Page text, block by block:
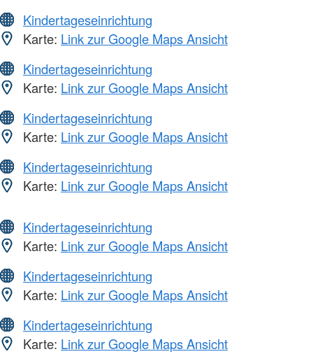
Kindertageseinrichtung
Karte: Link zur Google Maps Ansicht
Kindertageseinrichtung
Karte: Link zur Google Maps Ansicht
Kindertageseinrichtung
Karte: Link zur Google Maps Ansicht
Kindertageseinrichtung
Karte: Link zur Google Maps Ansicht
Kindertageseinrichtung
Karte: Link zur Google Maps Ansicht
Kindertageseinrichtung
Karte: Link zur Google Maps Ansicht
Kindertageseinrichtung
Karte: Link zur Google Maps Ansicht